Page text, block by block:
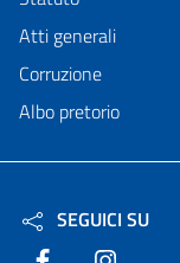
Atti generali
Corruzione
Albo pretorio
SEGUICI SU